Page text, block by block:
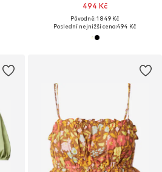
494 Kč
Původně: 1 849 Kč
Poslední nejnižší cena:494 Kč